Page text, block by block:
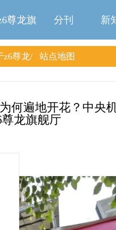
尊龙旗
舰厅
分刊 新
z6尊龙
站点地图
何遍地开花？中央
龙旗舰厅